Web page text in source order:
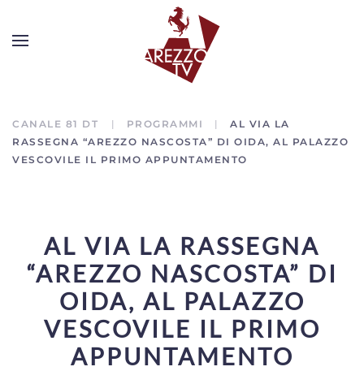
CANALE 81 DT PROGRAMMI
AL VIA LA
RASSEGNA “AREZZO NASCOSTA” DI OIDA, AL PALAZZO
VESCOVILE IL PRIMO APPUNTAMENTO
AL VIA LA RASSEGNA
“AREZZO NASCOSTA” DI
OIDA, AL PALAZZO
VESCOVILE IL PRIMO
APPUNTAMENTO